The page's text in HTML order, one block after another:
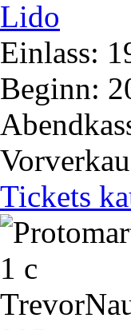
Lido
Einlass:
Beginn:
Tickets